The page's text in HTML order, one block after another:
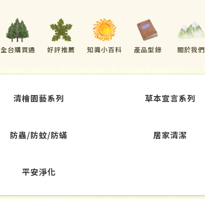
全台購買通
好評推薦 知識小百科 產品型錄 關於我們
清檜園藝系列 草本宣言系列
防蟲/防蚊/防蟎 居家清潔
平安淨化